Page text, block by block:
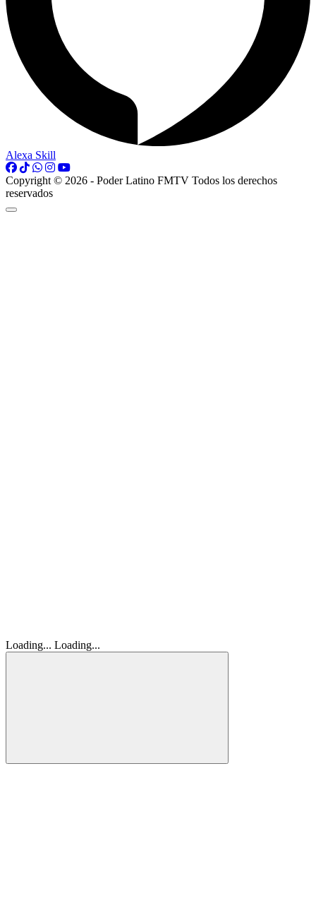
Alexa Skill
Copyright © 2026 - Poder Latino FMTV Todos los derechos
reservados
Loading... Loading...